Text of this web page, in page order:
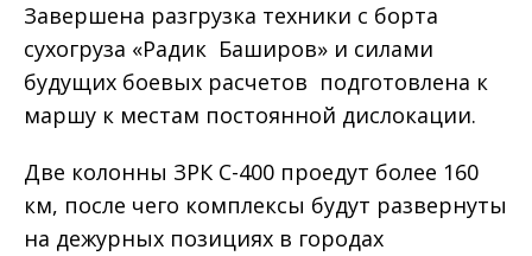
Завершена разгрузка техники с борта
сухогруза «Радик Баширов» и силами
будущих боевых расчетов подготовлена к
маршу к местам постоянной дислокации.
Две колонны ЗРК С-400 проедут более 160
км, после чего комплексы будут развернуты
на дежурных позициях в городах